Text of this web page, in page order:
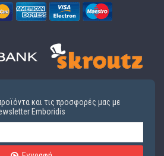
και τις προσφορές μας με
Emboridis